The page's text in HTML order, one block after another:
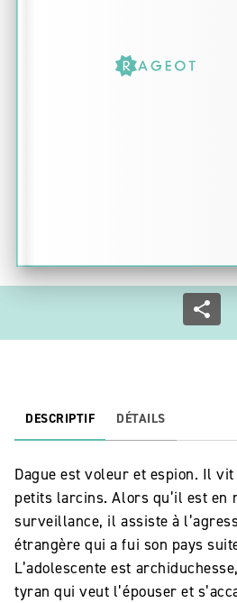
DESCRIPTIF DÉTAILS
Dague est voleur et espion. Il
petits larcins. Alors qu’il est en
surveillance, il assiste à
étrangère qui a fui son pays
L’adolescente est
tyran qui veut l’épouser et